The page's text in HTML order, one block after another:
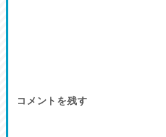
コメントを残す